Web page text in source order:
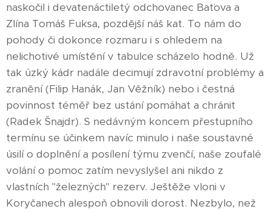
naskočil i devatenáctiletý odchovanec Baťova a
Zlína Tomáš Fuksa, pozdější náš kat. To nám do
pohody či dokonce rozmaru i s ohledem na
nelichotivé umístění v tabulce scházelo hodně. Už
tak úzký kádr nadále decimují zdravotní problémy a
zranění (Filip Hanák, Jan Věžník) nebo i čestná
povinnost téměř bez ustání pomáhat a chránit
(Radek Šnajdr). S nedávným koncem přestupního
termínu se účinkem navíc minulo i naše soustavné
úsilí o doplnění a posílení týmu zvenčí, naše zoufalé
volání o pomoc zatím nevyslyšel ani nikdo z
vlastních "železných" rezerv. Ještěže vloni v
Koryčanech alespoň obnovili dorost. Nezbylo, než